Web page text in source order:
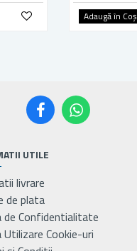
Adaugă în Coş
Adaugă în Coş
UTILE
livrare
de plata
de Confidentialitate
Utilizare Cookie-uri